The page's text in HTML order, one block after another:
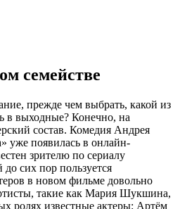
семействе
прежде чем выбрать, какой из
в выходные? Конечно, на
состав. Комедия Андрея
появилась в онлайн-
зрителю по сериалу
сих пор пользуется
в новом фильме довольно
такие как Мария Шукшина,
ролях известные актеры: Артём